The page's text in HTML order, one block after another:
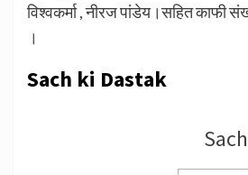
विश्वकर्मा , नीरज पांडेय।सहित काफी
।
Sach ki Dastak